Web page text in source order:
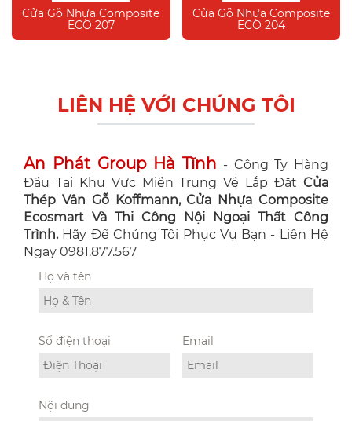
Cửa Gỗ Nhựa Composite
ECO 207
Cửa Gỗ Nhựa Composite
ECO 204
LIÊN HỆ VỚI CHÚNG TÔI
An Phát Group Hà Tĩnh - Công Ty Hàng
Đầu Tại Khu Vực Miền Trung Về Lắp Đặt Cửa
Thép Vân Gỗ Koffmann, Cửa Nhựa Composite
Ecosmart Và Thi Công Nội Ngoại Thất Công
Trình. Hãy Để Chúng Tôi Phục Vụ Bạn - Liên Hệ
Ngay 0981.877.567
Họ và tên
Số điện thoại Email
Nội dung